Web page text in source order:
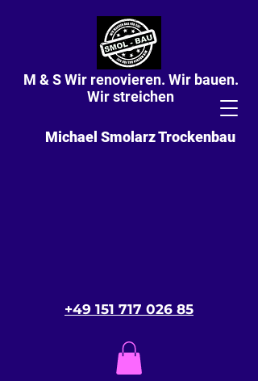
M & S Wir renovieren. Wir bauen.
Wir streichen
Michael Smolarz Trockenbau
+49 151 717 026 85